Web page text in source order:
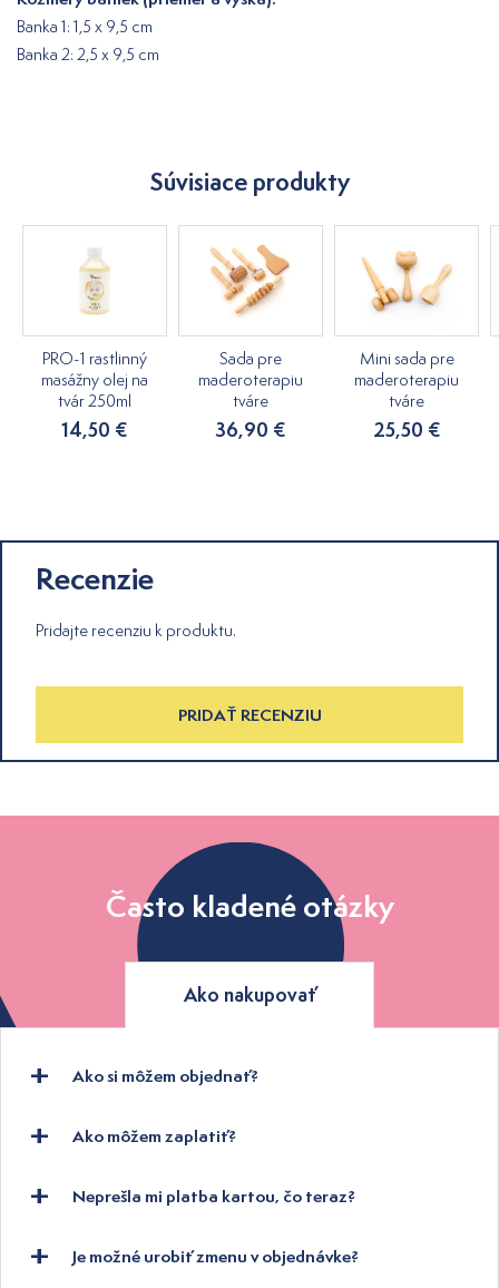
Banka 1: 1,5 x 9,5 cm
Banka 2: 2,5 x 9,5 cm
Súvisiace produkty
PRO-1 rastlinný
masážny olej na
tvár 250ml
14,50 €
Sada pre
maderoterapiu
tváre
36,90 €
Mini sada pre
maderoterapiu
tváre
25,50 €
Recenzie
Pridajte recenziu k produktu.
PRIDAŤ RECENZIU
Často kladené otázky
Ako nakupovať
Ako si môžem objednať?
Ako môžem zaplatiť?
Neprešla mi platba kartou, čo teraz?
Je možné urobiť zmenu v objednávke?